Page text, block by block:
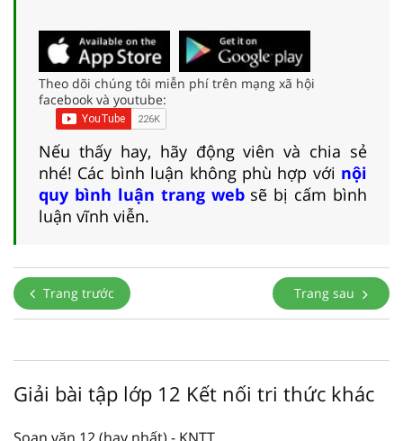
Theo dõi chúng tôi miễn phí trên mạng xã hội
facebook và youtube:
Nếu thấy hay, hãy động viên và chia sẻ
nhé! Các bình luận không phù hợp với nội
quy bình luận trang websẽ bị cấm bình
luận vĩnh viễn.
Trang trước Trang sau
Giải bài tập lớp 12 Kết nối tri thức khác